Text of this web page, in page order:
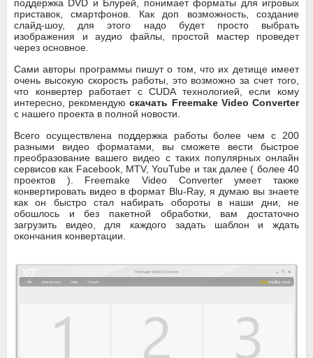
поддержка DVD и Блурей, понимает форматы для игровых
приставок, смартфонов. Как доп возможность, создание
слайд-шоу, для этого надо будет просто выбрать
изображения и аудио файлы, простой мастер проведет
через основное.
Сами авторы программы пишут о том, что их детище имеет
очень высокую скорость работы, это возможно за счет того,
что конвертер работает с CUDA технологией, если кому
интересно, рекомендуюскачать Freemake Video Converter
с нашего проекта в полной новости.
Всего осуществлена поддержка работы более чем с 200
разными видео форматами, вы сможете вести быстрое
преобразование вашего видео с таких популярных онлайн
сервисов как Facebook, MTV, YouTube и так далее ( более 40
проектов ). Freemake Video Converter умеет также
конвертировать видео в формат Blu-Ray, я думаю вы знаете
как он быстро стал набирать обороты в наши дни, не
обошлось и без пакетной обработки, вам достаточно
загрузить видео, для каждого задать шаблон и ждать
окончания конвертации.